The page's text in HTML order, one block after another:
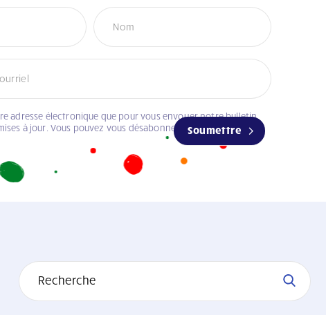
Soumettre
adresse électronique que pour vous envoyer notre bulletin
à jour. Vous pouvez vous désabonner à tout moment.